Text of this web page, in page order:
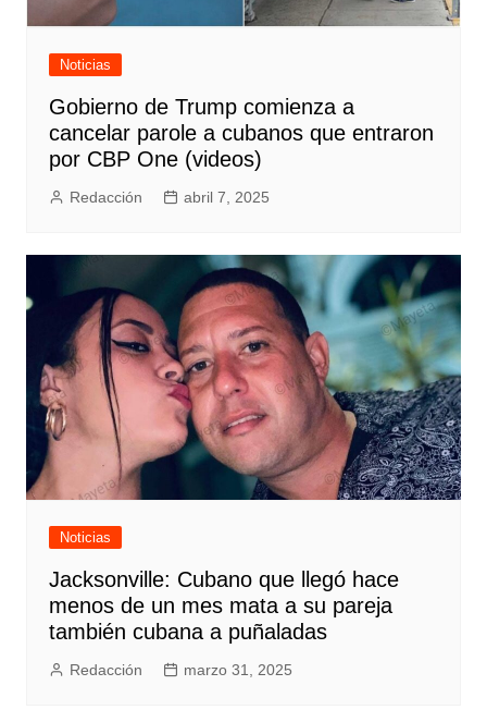
Noticias
Gobierno de Trump comienza a
cancelar parole a cubanos que entraron
por CBP One (videos)
Redacción abril 7, 2025
Noticias
Jacksonville: Cubano que llegó hace
menos de un mes mata a su pareja
también cubana a puñaladas
Redacción marzo 31, 2025